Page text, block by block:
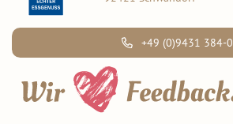
+49 (0)9431 384-0